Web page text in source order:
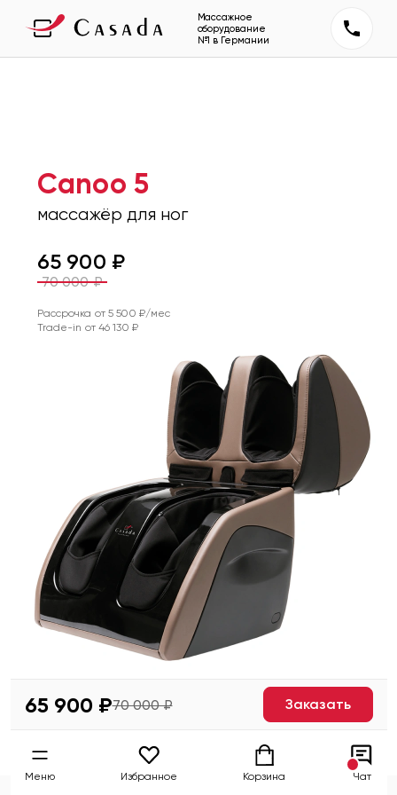
Массажное
оборудование
№1 в Германии
Canoo 5
массажёр для ног
65 900 ₽
70 000₽
Рассрочка от5 500 ₽/мес
Trade-in от 46 130 ₽
65 900 ₽70 000 ₽ Заказать
Меню Избранное Корзина Чат